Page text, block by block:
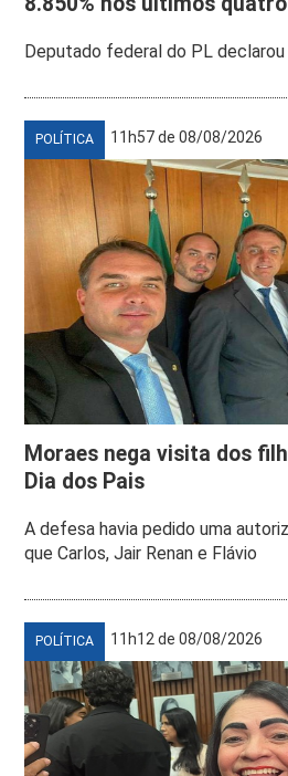
Deputado federal do PL declarou
POLÍTICA 11h57 de 08/08/2026
Moraes nega visita dos
Dia dos Pais
A defesa havia pedido uma
que Carlos, Jair Renan e Flávio
POLÍTICA 11h12 de 08/08/2026